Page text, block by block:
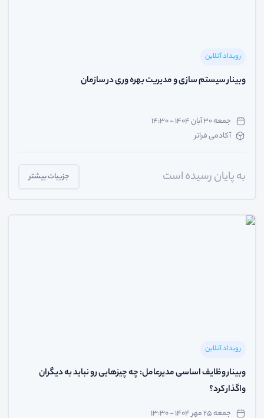
رویداد آنلاین
وبینار سیستم سازی و مدیریت بهره وری در سازمان
جمعه ۳۰ آبان ۱۴۰۴ - ۱۴:۳۰
آکادمی فراتر
به پایان رسیده است جزییات بیشتر
رویداد آنلاین
وبینار وظایف اساسی مدیرعامل: چه چیزهایی رو نباید به دیگران
واگذار کرد؟
جمعه ۲۵ مهر ۱۴۰۴ - ۱۳:۳۰